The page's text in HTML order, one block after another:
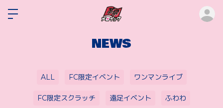
NEWS
ALL FC限定イベント ワンマンライブ
FC限定スクラッチ 遠足イベント ふわわ